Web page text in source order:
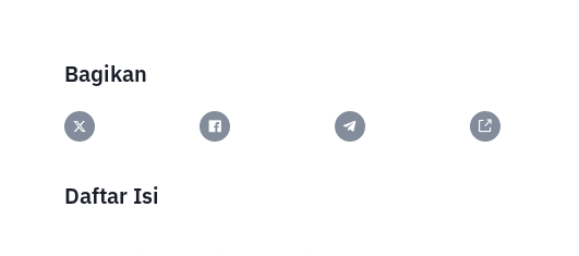
Bagikan
Daftar Isi